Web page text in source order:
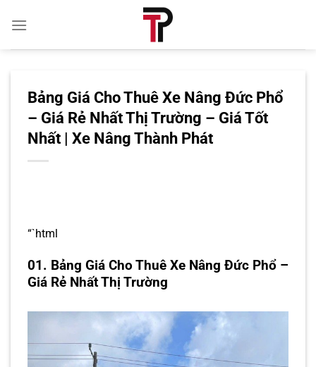
qua
Bảng Giá Cho Thuê Xe Nâng Đức Phổ
– Giá Rẻ Nhất Thị Trường – Giá Tốt
Nhất | Xe Nâng Thành Phát
“`html
01. Bảng Giá Cho Thuê Xe Nâng Đức Phổ –
Giá Rẻ Nhất Thị Trường